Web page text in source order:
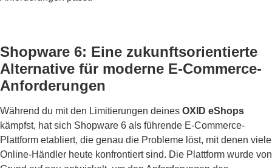
Shopware 6: Eine zukunftsorientierte
Alternative für moderne E-Commerce-
Anforderungen
Während du mit den Limitierungen deines OXID eShops
kämpfst, hat sich Shopware 6 als führende E-Commerce-
Plattform etabliert, die genau die Probleme löst, mit denen viele
Online-Händler heute konfrontiert sind. Die Plattform wurde von